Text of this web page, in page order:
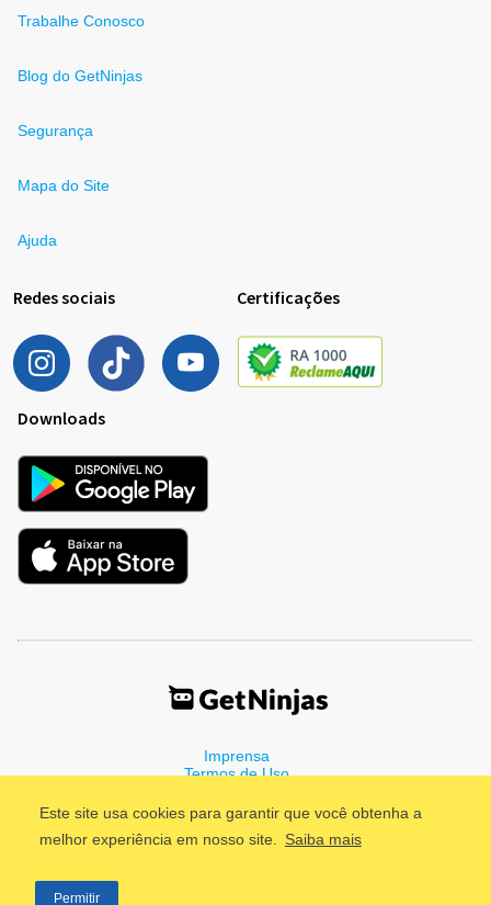
Este site usa cookies para garantir que você obtenha a
melhor experiência em nosso site. Saiba mais
Permitir
Trabalhe Conosco
Blog do GetNinjas
Segurança
Mapa do Site
Ajuda
Redes sociais Certificações
Downloads
Imprensa
Termos de Uso
©2011 - 2026, GetNinjas LTDA. CNPJ 55.744.877/0001-89 - Rua